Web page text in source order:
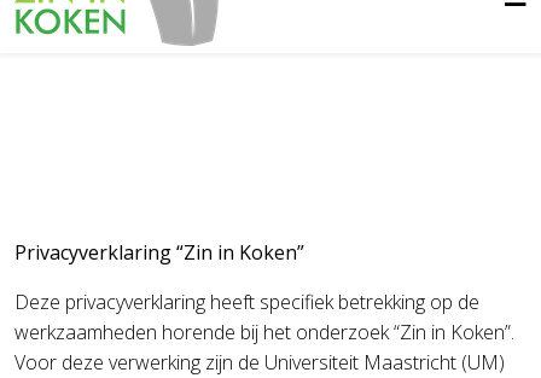
Privacyverklaring “Zin in Koken”
Deze privacyverklaring heeft specifiek betrekking op de
werkzaamheden horende bij het onderzoek “Zin in Koken”.
Voor deze verwerking zijn de Universiteit Maastricht (UM)